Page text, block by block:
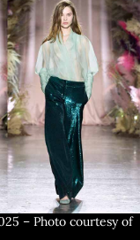
– Photo courtesy of